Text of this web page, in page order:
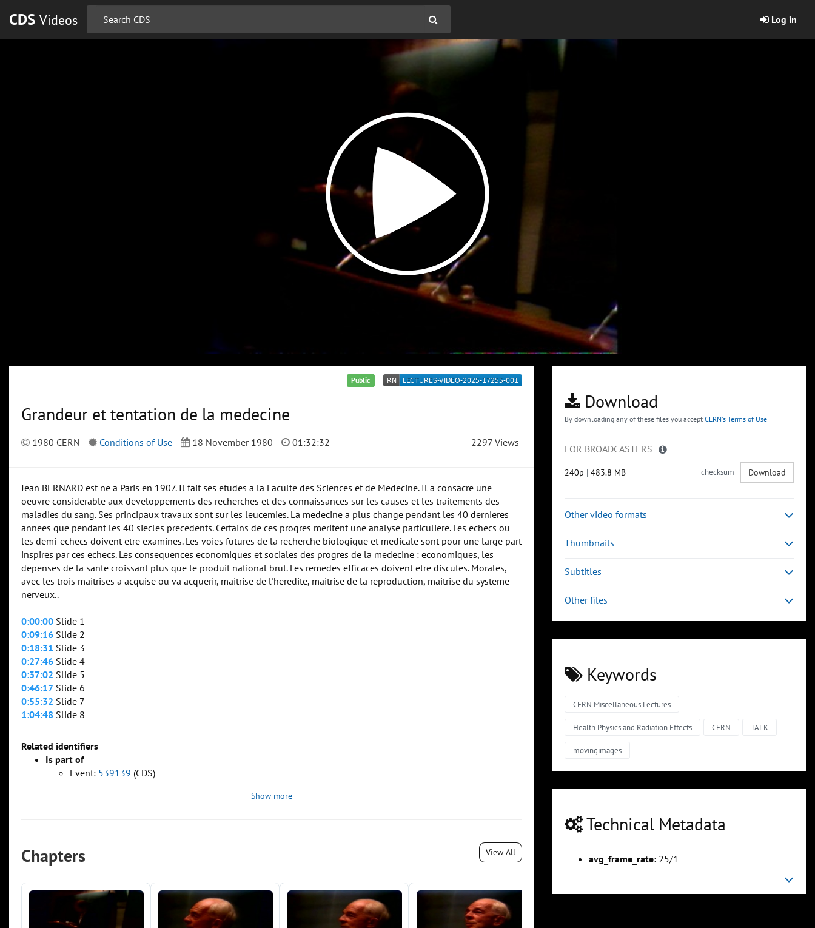
CDS Videos Log in
Public
Grandeur et tentation de la medecine
1980 CERN Conditions of Use 18 November 1980 01:32:32 2297 Views
Jean BERNARD est ne a Paris en 1907. Il fait ses etudes a la Faculte des Sciences et de Medecine. Il a consacre une
oeuvre considerable aux developpements des recherches et des connaissances sur les causes et les traitements des
maladies du sang. Ses principaux travaux sont sur les leucemies. La medecine a plus change pendant les 40 dernieres
annees que pendant les 40 siecles precedents. Certains de ces progres meritent une analyse particuliere. Les echecs ou
les demi-echecs doivent etre examines. Les voies futures de la recherche biologique et medicale sont pour une large part
inspires par ces echecs. Les consequences economiques et sociales des progres de la medecine : economiques, les
depenses de la sante croissant plus que le produit national brut. Les remedes efficaces doivent etre discutes. Morales,
avec les trois maitrises a acquise ou va acquerir, maitrise de l'heredite, maitrise de la reproduction, maitrise du systeme
nerveux..
0:00:00 Slide 1
0:09:16 Slide 2
0:18:31 Slide 3
0:27:46 Slide 4
0:37:02 Slide 5
0:46:17 Slide 6
0:55:32 Slide 7
1:04:48 Slide 8
Related identifiers
Is part of
Event: 539139 (CDS)
Show more
Chapters View All
Download
By downloading any of these files you accept CERN's Terms of Use
FOR BROADCASTERS
240p | 483.8 MB checksum Download
Other video formats
Thumbnails
Subtitles
Other files
Keywords
CERN Miscellaneous Lectures
Health Physics and Radiation Effects CERN TALK
movingimages
Technical Metadata
avg_frame_rate: 25/1